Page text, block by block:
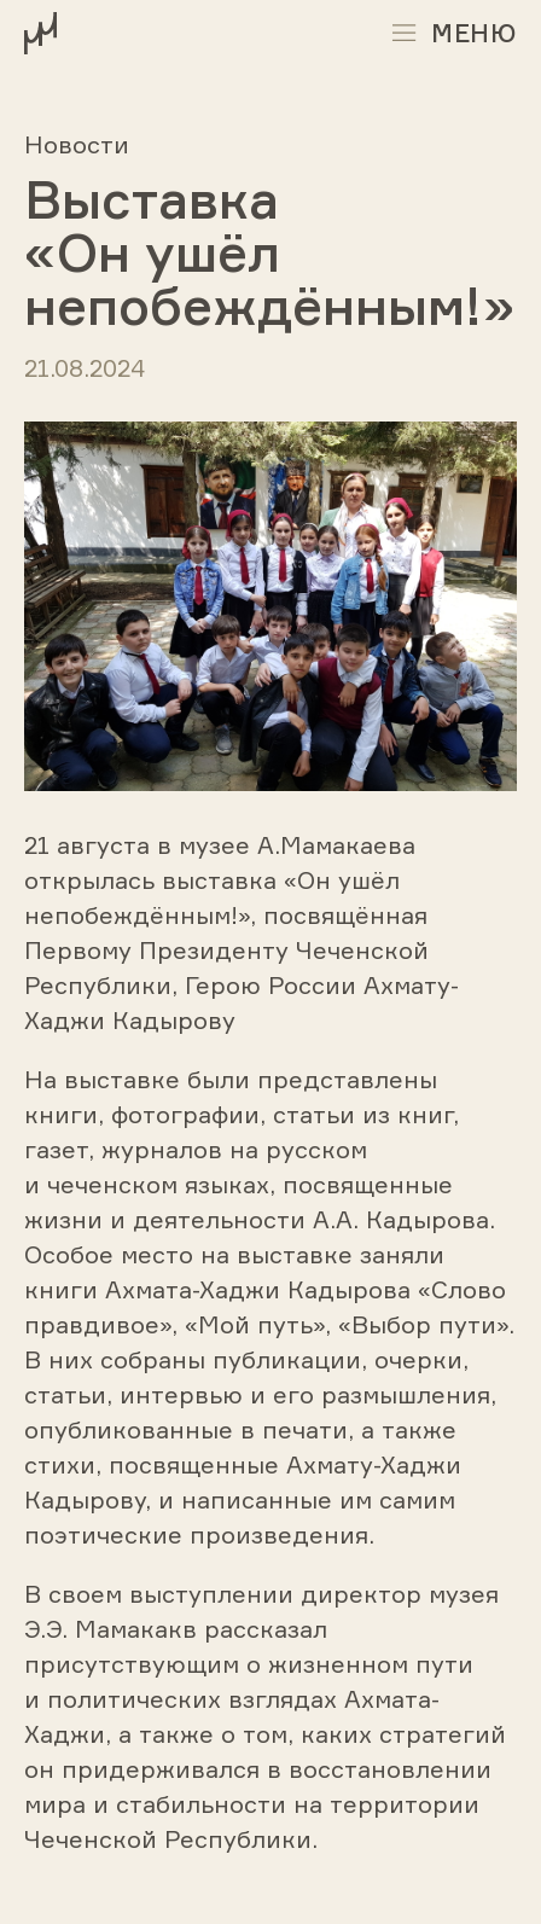
МЕНЮ
Новости
Выставка
«Он ушёл
непобеждённым!»
21.08.2024
21 августа в музее А.Мамакаева
открылась выставка «Он ушёл
непобеждённым!», посвящённая
Первому Президенту Чеченской
Республики, Герою России Ахмату-
Хаджи Кадырову
На выставке были представлены
книги, фотографии, статьи из книг,
газет, журналов на русском
и чеченском языках, посвященные
жизни и деятельности А.А. Кадырова.
Особое место на выставке заняли
книги Ахмата-Хаджи Кадырова «Слово
правдивое», «Мой путь», «Выбор пути».
В них собраны публикации, очерки,
статьи, интервью и его размышления,
опубликованные в печати, а также
стихи, посвященные Ахмату-Хаджи
Кадырову, и написанные им самим
поэтические произведения.
В своем выступлении директор музея
Э.Э. Мамакакв рассказал
присутствующим о жизненном пути
и политических взглядах Ахмата-
Хаджи, а также о том, каких стратегий
он придерживался в восстановлении
мира и стабильности на территории
Чеченской Республики.